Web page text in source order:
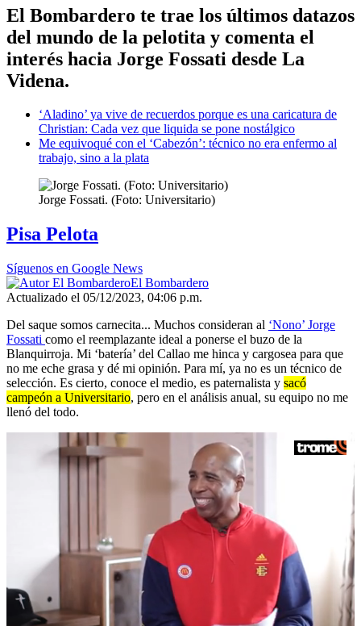
El Bombardero te trae los últimos datazos
del mundo de la pelotita y comenta el
interés hacia Jorge Fossati desde La
Videna.
‘Aladino’ ya vive de recuerdos porque es una caricatura de
Christian: Cada vez que liquida se pone nostálgico
Me equivoqué con el ‘Cabezón’: técnico no era enfermo al
trabajo, sino a la plata
Jorge Fossati. (Foto: Universitario)
Pisa Pelota
Síguenos en Google News
El Bombardero
Actualizado el 05/12/2023, 04:06 p.m.
Del saque somos carnecita... Muchos consideran al ‘Nono’ Jorge
Fossati como el reemplazante ideal a ponerse el buzo de la
Blanquirroja. Mi ‘batería’ del Callao me hinca y cargosea para que
no me eche grasa y dé mi opinión. Para mí, ya no es un técnico de
selección. Es cierto, conoce el medio, es paternalista y sacó
campeón a Universitario, pero en el análisis anual, su equipo no me
llenó del todo.